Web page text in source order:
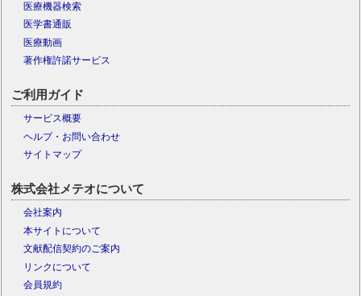
医療機器検索
医学書通販
医療動画
著作権許諾サービス
ご利用ガイド
サービス概要
ヘルプ・お問い合わせ
サイトマップ
株式会社メテオについて
会社案内
本サイトについて
文献配信契約のご案内
リンクについて
会員規約